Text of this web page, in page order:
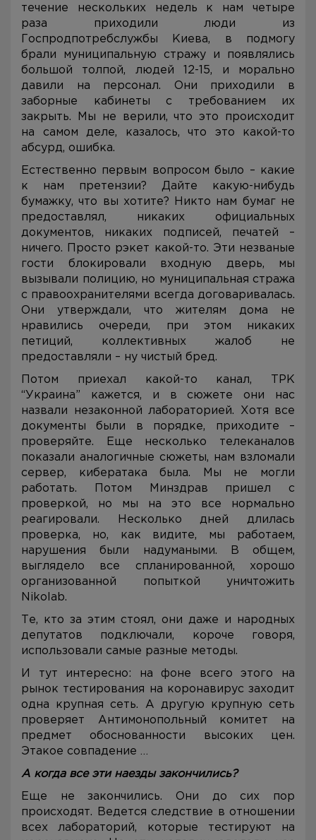
течение нескольких недель к нам четыре
раза приходили люди из
Госпродпотребслужбы Киева, в подмогу
брали муниципальную стражу и появлялись
большой толпой, людей 12-15, и морально
давили на персонал. Они приходили в
заборные кабинеты с требованием их
закрыть. Мы не верили, что это происходит
на самом деле, казалось, что это какой-то
абсурд, ошибка.
Естественно первым вопросом было – какие
к нам претензии? Дайте какую-нибудь
бумажку, что вы хотите? Никто нам бумаг не
предоставлял, никаких официальных
документов, никаких подписей, печатей –
ничего. Просто рэкет какой-то. Эти незваные
гости блокировали входную дверь, мы
вызывали полицию, но муниципальная стража
с правоохранителями всегда договаривалась.
Они утверждали, что жителям дома не
нравились очереди, при этом никаких
петиций, коллективных жалоб не
предоставляли – ну чистый бред.
Потом приехал какой-то канал, ТРК
“Украина” кажется, и в сюжете они нас
назвали незаконной лабораторией. Хотя все
документы были в порядке, приходите –
проверяйте. Еще несколько телеканалов
показали аналогичные сюжеты, нам взломали
сервер, кибератака была. Мы не могли
работать. Потом Минздрав пришел с
проверкой, но мы на это все нормально
реагировали. Несколько дней длилась
проверка, но, как видите, мы работаем,
нарушения были надумаными. В общем,
выглядело все спланированной, хорошо
организованной попыткой уничтожить
Nikolab.
Те, кто за этим стоял, они даже и народных
депутатов подключали, короче говоря,
использовали самые разные методы.
И тут интересно: на фоне всего этого на
рынок тестирования на коронавирус заходит
одна крупная сеть. А другую крупную сеть
проверяет Антимонопольный комитет на
предмет обоснованности высоких цен.
Этакое совпадение …
А когда все эти наезды закончились?
Еще не закончились. Они до сих пор
происходят. Ведется следствие в отношении
всех лабораторий, которые тестируют на